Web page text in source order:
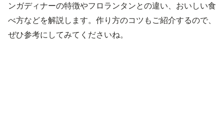
ンガディナーの特徴やフロランタンとの違い、おいしい食
べ方などを解説します。作り方のコツもご紹介するので、
ぜひ参考にしてみてくださいね。